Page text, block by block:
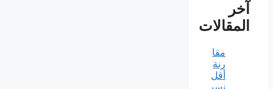
آخر
المقالات
مقا
رنة
أقل
نسب